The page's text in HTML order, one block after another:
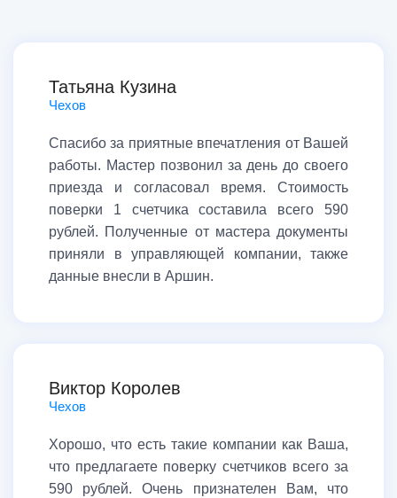
Татьяна Кузина
Чехов
Спасибо за приятные впечатления от Вашей
работы. Мастер позвонил за день до своего
приезда и согласовал время. Стоимость
поверки 1 счетчика составила всего 590
рублей. Полученные от мастера документы
приняли в управляющей компании, также
данные внесли в Аршин.
Виктор Королев
Чехов
Хорошо, что есть такие компании как Ваша,
что предлагаете поверку счетчиков всего за
590 рублей. Очень признателен Вам, что